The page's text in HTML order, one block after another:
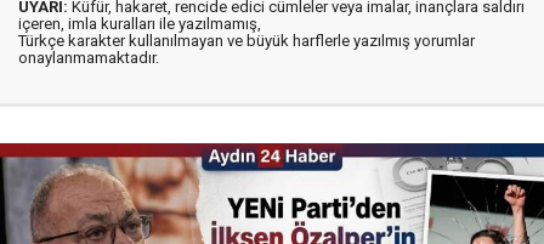
UYARI: Küfür, hakaret, rencide edici cümleler veya imalar, inançlara saldırı
içeren, imla kuralları ile yazılmamış,
Türkçe karakter kullanılmayan ve büyük harflerle yazılmış yorumlar
onaylanmamaktadır.